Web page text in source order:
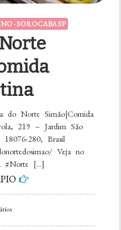
- SOROCABA SP
do Norte Simão|Comida
219 – Jardim São
280, Brasil
Veja no
#Norte […]
em
Casa